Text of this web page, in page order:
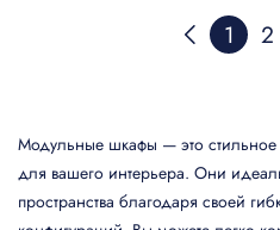
1 2
Модульные шкафы — это
для вашего интерьера. Они
пространства благодаря своей